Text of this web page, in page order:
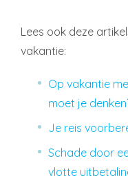
Lees ook deze
vakantie:
Op vakantie
moet je
Je reis
Schade door
vlotte